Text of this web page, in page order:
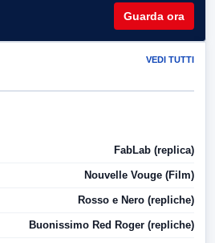
Guarda ora
VEDI TUTTI
FabLab (replica)
Nouvelle Vouge (Film)
Rosso e Nero (repliche)
Buonissimo Red Roger (repliche)